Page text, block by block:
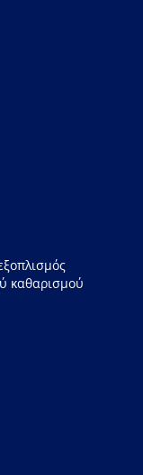
καθαρισμού